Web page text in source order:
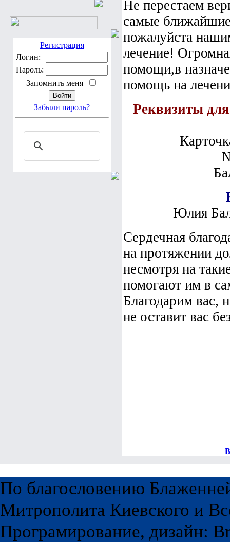
Регистрация
Логин:
Пароль:
Запомнить меня
Забыли пароль?
Не перестаем
самые
пожалуйста
лечение!
помощи,в
помощь на
Реквизиты
Юлия
Сердечная
на протяжении
несмотря на
помогают им в
Благодарим вас,
не оставит вас
По благословению
Митрополита Киевского и
Програмирование, дизайн: